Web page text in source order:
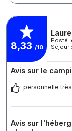
8,33 /10
Posté
Séjour
Avis sur le
personnelle
Avis sur